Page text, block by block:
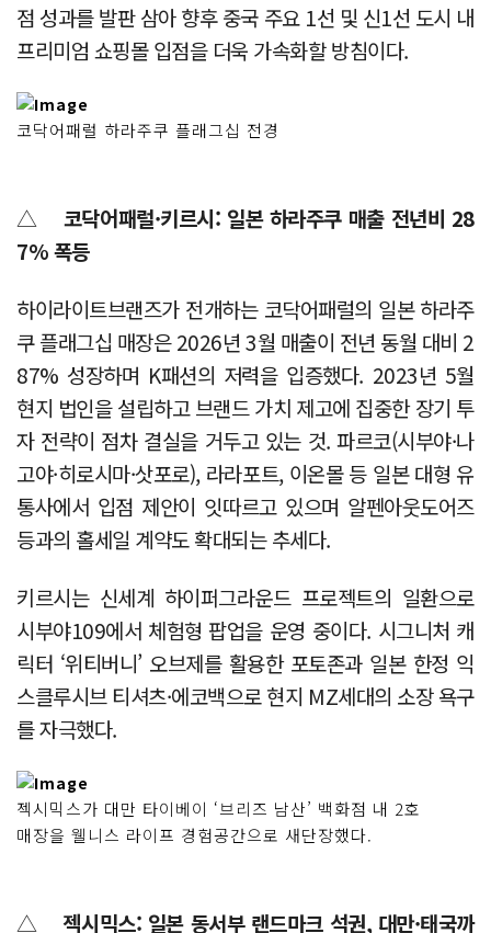
점 성과를 발판 삼아 향후 중국 주요 1선 및 신1선 도시 내
프리미엄 쇼핑몰 입점을 더욱 가속화할 방침이다.
코닥어패럴 하라주쿠 플래그십 전경
△ 코닥어패럴·키르시: 일본 하라주쿠 매출 전년비 28
7% 폭등
하이라이트브랜즈가 전개하는 코닥어패럴의 일본 하라주
쿠 플래그십 매장은 2026년 3월 매출이 전년 동월 대비 2
87% 성장하며 K패션의 저력을 입증했다. 2023년 5월
현지 법인을 설립하고 브랜드 가치 제고에 집중한 장기 투
자 전략이 점차 결실을 거두고 있는 것. 파르코(시부야·나
고야·히로시마·삿포로), 라라포트, 이온몰 등 일본 대형 유
통사에서 입점 제안이 잇따르고 있으며 알펜아웃도어즈
등과의 홀세일 계약도 확대되는 추세다.
키르시는 신세계 하이퍼그라운드 프로젝트의 일환으로
시부야109에서 체험형 팝업을 운영 중이다. 시그니처 캐
릭터 ‘위티버니’ 오브제를 활용한 포토존과 일본 한정 익
스클루시브 티셔츠·에코백으로 현지 MZ세대의 소장 욕구
를 자극했다.
젝시믹스가 대만 타이베이 ‘브리즈 남산’ 백화점 내 2호
매장을 웰니스 라이프 경험공간으로 새단장했다.
△ 젝시믹스: 일본 동서부 랜드마크 석권, 대만·태국까